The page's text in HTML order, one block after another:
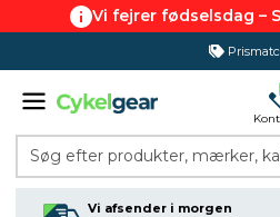
Vi fejrer fødselsdag –
Søg efter produkter, mærker,
Vi afsender i morgen